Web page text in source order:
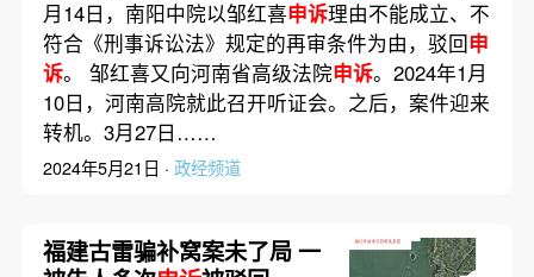
月14日，南阳中院以邹红喜申诉理由不能成立、不
符合《刑事诉讼法》规定的再审条件为由，驳回申
诉。 邹红喜又向河南省高级法院申诉。2024年1月
10日，河南高院就此召开听证会。之后，案件迎来
转机。3月27日……
2024年5月21日 · 政经频道
福建古雷骗补窝案未了局 一